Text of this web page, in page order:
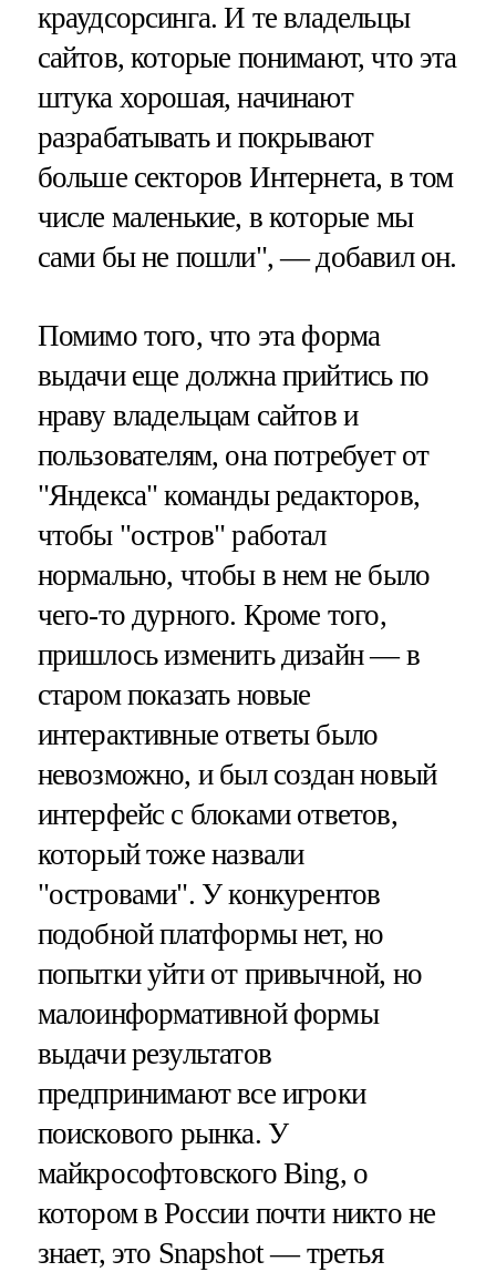
краудсорсинга. И те владельцы
сайтов, которые понимают, что эта
штука хорошая, начинают
разрабатывать и покрывают
больше секторов Интернета, в том
числе маленькие, в которые мы
сами бы не пошли", — добавил он.
Помимо того, что эта форма
выдачи еще должна прийтись по
нраву владельцам сайтов и
пользователям, она потребует от
"Яндекса" команды редакторов,
чтобы "остров" работал
нормально, чтобы в нем не было
чего-то дурного. Кроме того,
пришлось изменить дизайн — в
старом показать новые
интерактивные ответы было
невозможно, и был создан новый
интерфейс с блоками ответов,
который тоже назвали
"островами". У конкурентов
подобной платформы нет, но
попытки уйти от привычной, но
малоинформативной формы
выдачи результатов
предпринимают все игроки
поискового рынка. У
майкрософтовского Bing, о
котором в России почти никто не
знает, это Snapshot — третья